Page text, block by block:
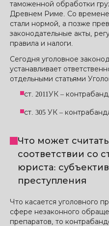
таможенной обработки
Древнем Риме. Со
стали нормой, а позже
законодательные акты,
правила и налоги.
Сегодня уголовное
устанавливает
отдельными статьями
ст. 2011УК –
ст. 305 УК –
Что может
соответствии со
юриста:
преступления
Что касается уголовного
сфере незаконного
препаратов, то